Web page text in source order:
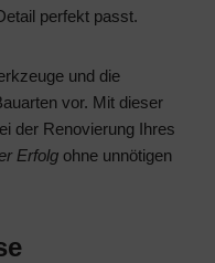
perfekt passt.
und die
vor. Mit dieser
der Renovierung Ihres
Erfolg ohne unnötigen